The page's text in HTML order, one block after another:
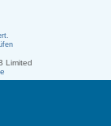
Limited